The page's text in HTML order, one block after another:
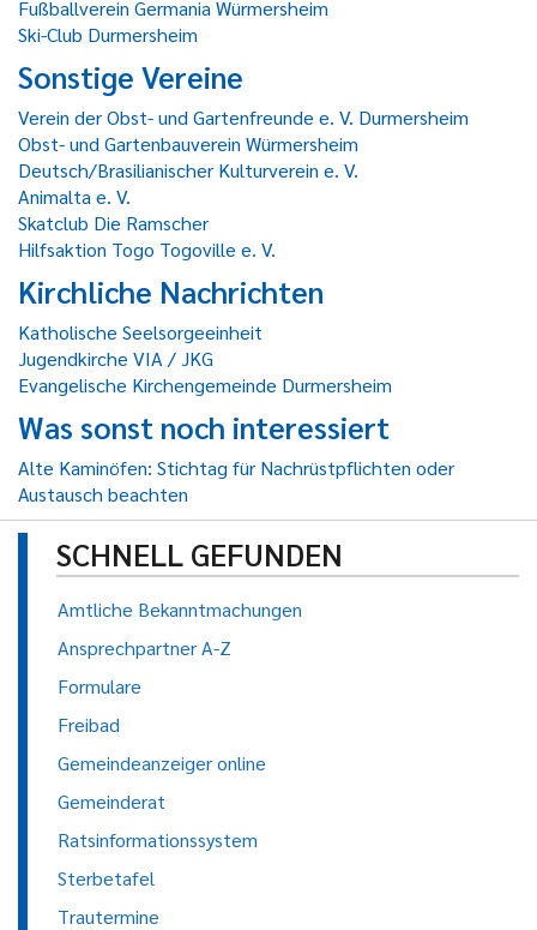
Fußballverein Germania Würmersheim
Ski-Club Durmersheim
Sonstige Vereine
Verein der Obst- und Gartenfreunde e. V. Durmersheim
Obst- und Gartenbauverein Würmersheim
Deutsch/Brasilianischer Kulturverein e. V.
Animalta e. V.
Skatclub Die Ramscher
Hilfsaktion Togo Togoville e. V.
Kirchliche Nachrichten
Katholische Seelsorgeeinheit
Jugendkirche VIA / JKG
Evangelische Kirchengemeinde Durmersheim
Was sonst noch interessiert
Alte Kaminöfen: Stichtag für Nachrüstpflichten oder
Austausch beachten
SCHNELL GEFUNDEN
Amtliche Bekanntmachungen
Ansprechpartner A-Z
Formulare
Freibad
Gemeindeanzeiger online
Gemeinderat
Ratsinformationssystem
Sterbetafel
Trautermine